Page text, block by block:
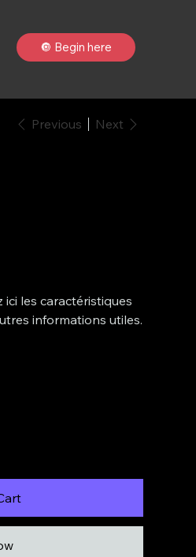
🔘 Begin here
Previous Next
ici les caractéristiques
informations utiles.